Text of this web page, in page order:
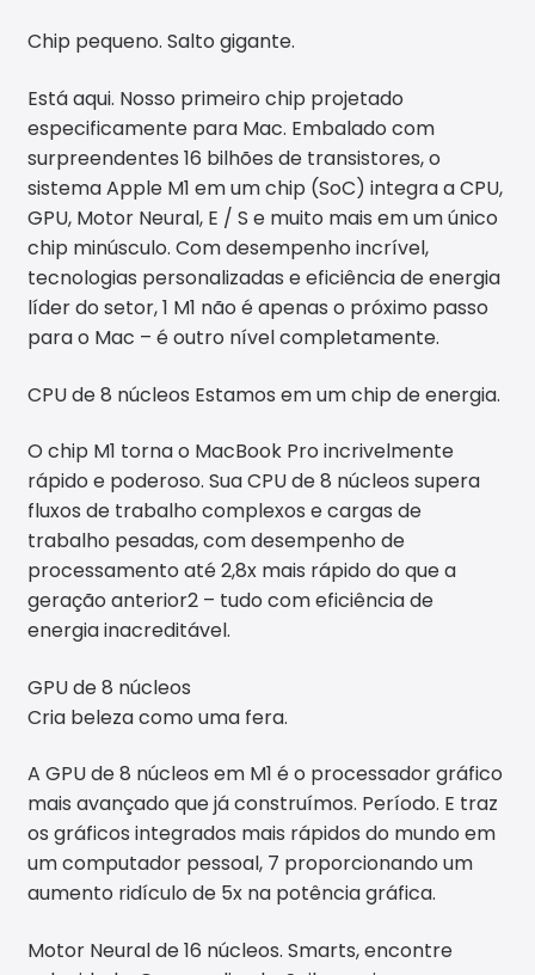
Chip pequeno. Salto gigante.
Está aqui. Nosso primeiro chip projetado
especificamente para Mac. Embalado com
surpreendentes 16 bilhões de transistores, o
sistema Apple M1 em um chip (SoC) integra a CPU,
GPU, Motor Neural, E / S e muito mais em um único
chip minúsculo. Com desempenho incrível,
tecnologias personalizadas e eficiência de energia
líder do setor, 1 M1 não é apenas o próximo passo
para o Mac – é outro nível completamente.
CPU de 8 núcleos Estamos em um chip de energia.
O chip M1 torna o MacBook Pro incrivelmente
rápido e poderoso. Sua CPU de 8 núcleos supera
fluxos de trabalho complexos e cargas de
trabalho pesadas, com desempenho de
processamento até 2,8x mais rápido do que a
geração anterior2 – tudo com eficiência de
energia inacreditável.
GPU de 8 núcleos
Cria beleza como uma fera.
A GPU de 8 núcleos em M1 é o processador gráfico
mais avançado que já construímos. Período. E traz
os gráficos integrados mais rápidos do mundo em
um computador pessoal, 7 proporcionando um
aumento ridículo de 5x na potência gráfica.
Motor Neural de 16 núcleos. Smarts, encontre